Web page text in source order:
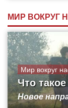
МИР ВОКРУГ
Мир вокруг
Что
Новое